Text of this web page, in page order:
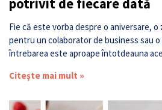
potrivit de fiecare dată
Fie că este vorba despre o aniversare, o
pentru un colaborator de business sau
întrebarea este aproape întotdeauna
Citește mai mult »